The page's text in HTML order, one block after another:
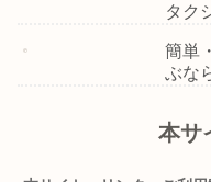
タク
簡単
ぶな
本サ